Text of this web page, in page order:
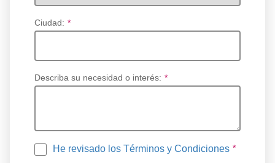
*
Ciudad:
*
Describa su necesidad o interés:
He revisado los Términos y Condiciones